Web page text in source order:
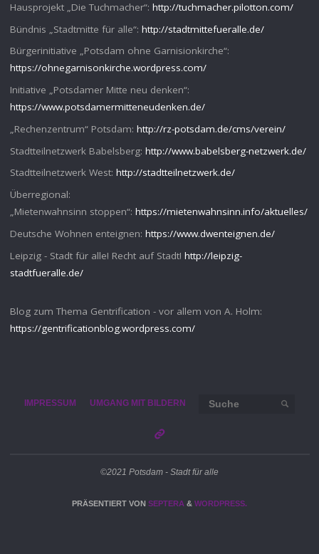
Hausprojekt „Die Tuchmacher“: http://tuchmacher.pilotton.com/
Bündnis „Stadtmitte für alle“: http://stadtmittefueralle.de/
Bürgerinitiative „Potsdam ohne Garnisionkirche“:
https://ohnegarnisonkirche.wordpress.com/
Initiative „Potsdamer Mitte neu denken“:
https://www.potsdamermitteneudenken.de/
„Rechenzentrum“ Potsdam: http://rz-potsdam.de/cms/verein/
Stadtteilnetzwerk Babelsberg: http://www.babelsberg-netzwerk.de/
Stadtteilnetzwerk West: http://stadtteilnetzwerk.de/
Überregional:
„Mietenwahnsinn stoppen“: https://mietenwahnsinn.info/aktuelles/
Deutsche Wohnen enteignen: https://www.dwenteignen.de/
Leipzig - Stadt für alle! Recht auf Stadt! http://leipzig-
stadtfueralle.de/
Blog zum Thema Gentrification - vor allem von A. Holm:
https://gentrificationblog.wordpress.com/
IMPRESSUM UMGANG MIT BILDERN SUCHE
©2021 Potsdam - Stadt für alle
PRÄSENTIERT VON SEPTERA & WORDPRESS.